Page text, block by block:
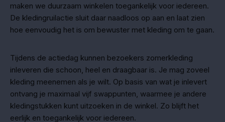
maken we duurzaam winkelen toegankelijk voor iedereen.
De kledingruilactie sluit daar naadloos op aan en laat zien
hoe eenvoudig het is om bewuster met kleding om te gaan.
Tijdens de actiedag kunnen bezoekers zomerkleding
inleveren die schoon, heel en draagbaar is. Je mag zoveel
kleding meenemen als je wilt. Op basis van wat je inlevert
ontvang je maximaal vijf swappunten, waarmee je andere
kledingstukken kunt uitzoeken in de winkel. Zo blijft het
eerlijk en toegankelijk voor iedereen.